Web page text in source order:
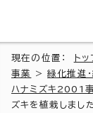
現在の位置： ト
事業
>緑化推進
ハナミズキ2001
ズキを植栽しました